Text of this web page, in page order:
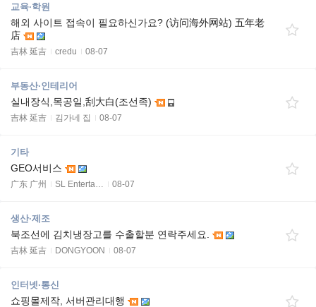
교육·학원
해외 사이트 접속이 필요하신가요? (访问海外网站) 五年老
店
吉林 延吉 credu 08-07
부동산·인테리어
실내장식,목공일,刮大白(조선족)
吉林 延吉 김가네 집 08-07
기타
GEO서비스
广东 广州 SL Enterta… 08-07
생산·제조
북조선에 김치냉장고를 수출할분 연락주세요.
吉林 延吉 DONGYOON 08-07
인터넷·통신
쇼핑몰제작, 서버관리대행